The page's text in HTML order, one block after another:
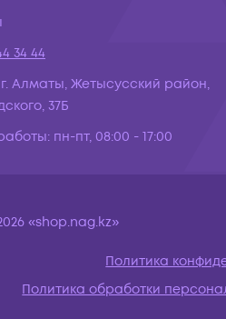
34 44
г. Алматы, Жетысусский район,
37Б
пн-пт, 08:00 - 17:00
«shop.nag.kz»
Политика
Политика обработки